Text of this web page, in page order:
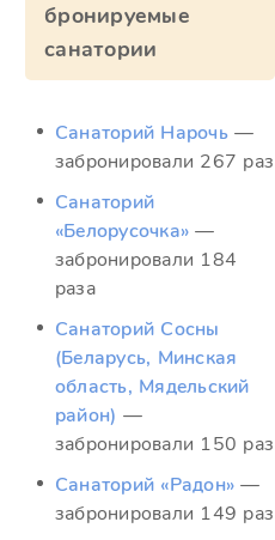
бронируемые
санатории
Санаторий Нарочь —
забронировали 267 раз
Санаторий
«Белорусочка» —
забронировали 184
раза
Санаторий Сосны
(Беларусь, Минская
область, Мядельский
район) —
забронировали 150 раз
Санаторий «Радон» —
забронировали 149 раз